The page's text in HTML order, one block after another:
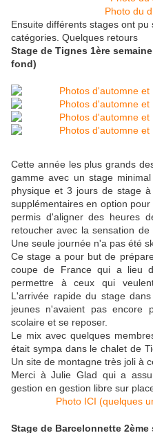
Photo du
Ensuite différents stages ont
catégories. Quelques retours
Stage de Tignes 1ère
fond)
Cette année les plus grands
gamme avec un stage
physique et 3 jours de stage
supplémentaires en option
permis d'aligner des heures
retoucher avec la sensation
Une seule journée n'a pas été
Ce stage a pour but de
coupe de France qui a lieu
permettre à ceux qui
L'arrivée rapide du stage
jeunes n'avaient pas encore
scolaire et se reposer.
Le mix avec quelques
était sympa dans le chalet de
Un site de montagne très joli à
Merci à Julie Glad qui a
gestion en gestion libre sur
Photo ICI (quelques
Stage de Barcelonnette 2ème